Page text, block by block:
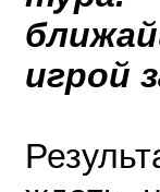
игрой